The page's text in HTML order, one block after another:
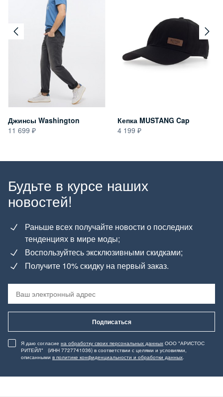
Джинсы Washington
11 699
Кепка MUSTANG Cap
4 199
Будьте в курсе наших
новостей!
Раньше всех получайте новости о последних
тенденциях в мире моды;
Воспользуйтесь эксклюзивными скидками;
Получите 10% скидку на первый заказ.
Подписаться
Я даю согласие на обработку своих персональных данных ООО "АРИСТОС
РИТЕЙЛ" (ИНН 7727741036) в соответствии с целями и условиями,
описанными в политике конфиденциальности и обработки данных.